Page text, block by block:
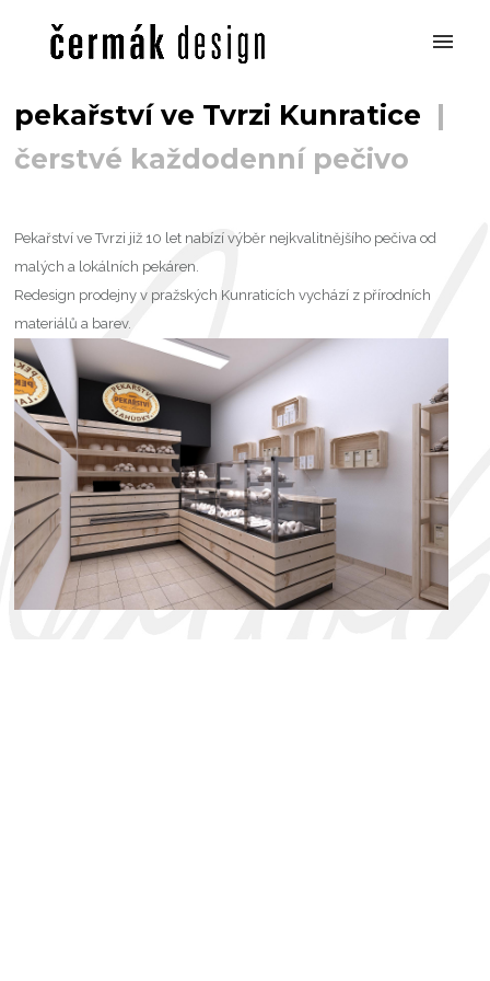
pekařství ve Tvrzi Kunratice |
čerstvé každodenní pečivo
Pekařství ve Tvrzi již 10 let nabízí výběr nejkvalitnějšího pečiva od
malých a lokálních pekáren.
Redesign prodejny v pražských Kunraticích vychází z přírodních
materiálů a barev.
pekařství ve Tvrzi